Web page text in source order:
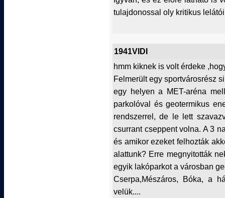
tulajdonossal oly kritikus
1941VIDI
hmm kiknek is volt érdeke
Felmerült egy sportvárosrész
egy helyen a MET-aréna
parkolóval és geotermikus
rendszerrel, de le lett
csurrant cseppent volna. A 3
és amikor ezeket felhozták
alattunk? Erre megnyitották
egyik lakóparkot a városban
Cserpa,Mészáros, Bóka, a
velük....